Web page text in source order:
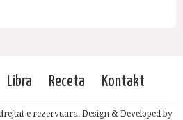
Libra Receta Kontakt
e rezervuara. Design & Developed by